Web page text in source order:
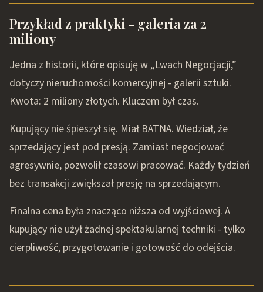
Przykład z praktyki - galeria za 2
miliony
Jedna z historii, które opisuję w „Lwach Negocjacji,”
dotyczy nieruchomości komercyjnej - galerii sztuki.
Kwota: 2 miliony złotych. Kluczem był czas.
Kupujący nie śpieszył się. Miał BATNA. Wiedział, że
sprzedający jest pod presją. Zamiast negocjować
agresywnie, pozwolił czasowi pracować. Każdy tydzień
bez transakcji zwiększał presję na sprzedającym.
Finalna cena była znacząco niższa od wyjściowej. A
kupujący nie użył żadnej spektakularnej techniki - tylko
cierpliwość, przygotowanie i gotowość do odejścia.